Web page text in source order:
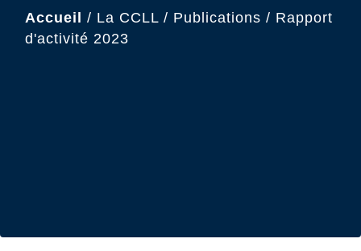
Accueil / La CCLL / Publications / Rapport
d'activité 2023